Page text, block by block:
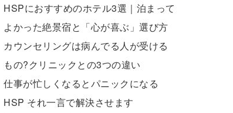
HSPにおすすめのホテル3選｜泊まって
よかった絶景宿と「心が喜ぶ」選び方
カウンセリングは病んでる人が受ける
もの?クリニックとの3つの違い
仕事が忙しくなるとパニックになる
HSP それ一言で解決させます